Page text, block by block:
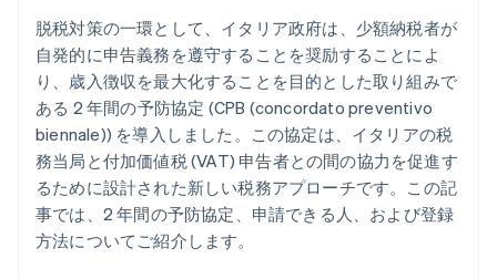
脱税対策の一環として、イタリア政府は、少額納税者が
自発的に申告義務を遵守することを奨励することによ
り、歳入徴収を最大化することを目的とした取り組みで
ある 2 年間の予防協定 (CPB (concordato preventivo
biennale)) を導入しました。この協定は、イタリアの税
務当局と付加価値税 (VAT) 申告者との間の協力を促進す
るために設計された新しい税務アプローチです。この記
事では、2 年間の予防協定、申請できる人、および登録
方法についてご紹介します。